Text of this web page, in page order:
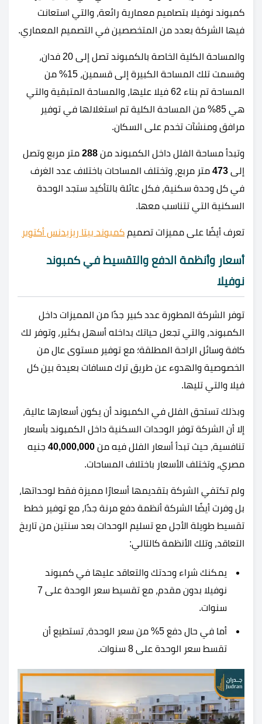
كمبوند نوفيلا بتصاميم معمارية رائعة، والتي استعانت
فيها الشركة بعدد من المتخصصين في التصميم المعماري.
والمساحة الكلية الخاصة بالكمبوند تصل إلى 20 فدان،
وقسمت تلك المساحة الكبيرة إلى قسمين، 15% من
المساحة تم بناء 62 فيلا عليها، والمساحة المتبقية والتي
هي 85% من المساحة الكلية تم استغلالها في توفير
مرافق ومنشآت تخدم على السكان.
وتبدأ مساحة الفلل داخل الكمبوند من 288 متر مربع وتصل
إلى 473 متر مربع، وتختلف المساحات باختلاف عدد الغرف
في كل وحدة سكنية، فكل عائلة بالتأكيد ستجد الوحدة
السكنية التي تتناسب معها.
تعرف أيضًا على مميزات تصميم كمبوند بيتا ريزيدنس أكتوبر
أسعار وأنظمة الدفع والتقسيط في كمبوند
نوفيلا
توفر الشركة المطورة عدد كبير جدًا من المميزات داخل
الكمبوند، والتي تجعل حياتك بداخله أسهل بكثير، وتوفر لك
كافة وسائل الراحة المطلقة؛ مع توفير مستوى عال من
الخصوصية والهدوء عن طريق ترك مسافات بعيدة بين كل
فيلا والتي تليها.
وبذلك تستحق الفلل في الكمبوند أن يكون أسعارها عالية،
إلا أن الشركة توفر الوحدات السكنية داخل الكمبوند بأسعار
تنافسية، حيث تبدأ أسعار الفلل فيه من 40,000,000 جنيه
مصري، وتختلف الأسعار باختلاف المساحات.
ولم تكتفي الشركة بتقديمها أسعارًا مميزة فقط لوحداتها،
بل وفرت أيضًا الشركة أنظمة دفع مرنة جدًا، مع توفير خطط
تقسيط طويلة الأجل مع تسليم الوحدات بعد سنتين من تاريخ
التعاقد، وتلك الأنظمة كالتالي:
يمكنك شراء وحدتك والتعاقد عليها في كمبوند
نوفيلا بدون مقدم، مع تقسيط سعر الوحدة على 7
سنوات.
أما في حال دفع 5% من سعر الوحدة، تستطيع أن
تقسط سعر الوحدة على 8 سنوات.